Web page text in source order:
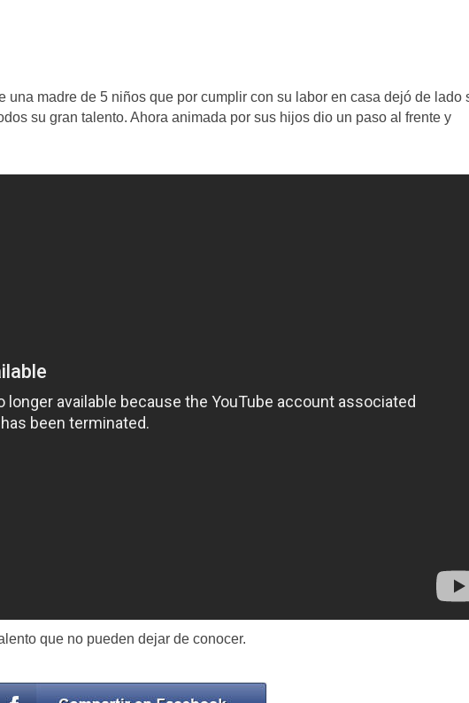
una madre de 5 niños que por cumplir con su labor en casa dejó de lado
su gran talento. Ahora animada por sus hijos dio un paso al frente y
que no pueden dejar de conocer.